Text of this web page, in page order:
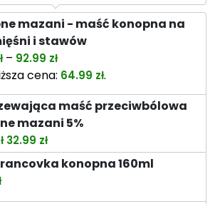
mazani - maść konopna na
i stawów
– 92.99 złZakres
cen:
od
32.99 zł
do
cena: 64.99 zł.
maść przeciwbólowa
mazani 5%
Pierwotna
cena
32.99 złAktualna
cenakonopna 160ml